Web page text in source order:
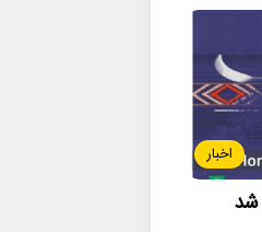
اخبار
شد